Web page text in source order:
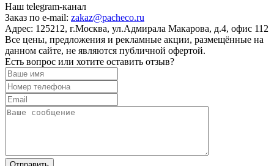
Наш telegram-канал
Заказ по e-mail: zakaz@pacheco.ru
Адрес: 125212, г.Москва, ул.Адмирала Макарова, д.4, офис 112
Все цены, предложения и рекламные акции, размещённые на
данном сайте, не являются публичной офертой.
Есть вопрос или хотите оставить отзыв?